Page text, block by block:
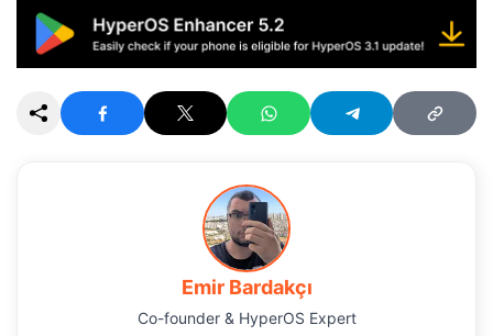
Emir Bardakçı
Co-founder & HyperOS Expert